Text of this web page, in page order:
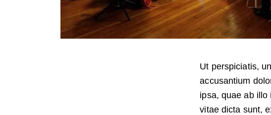
Ut perspiciatis,
accusantium
ipsa, quae ab
vitae dicta sunt,